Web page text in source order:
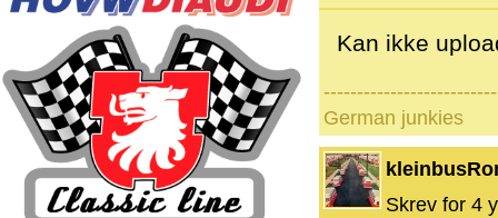
Kan ikke
German junkies
Skrev for 4